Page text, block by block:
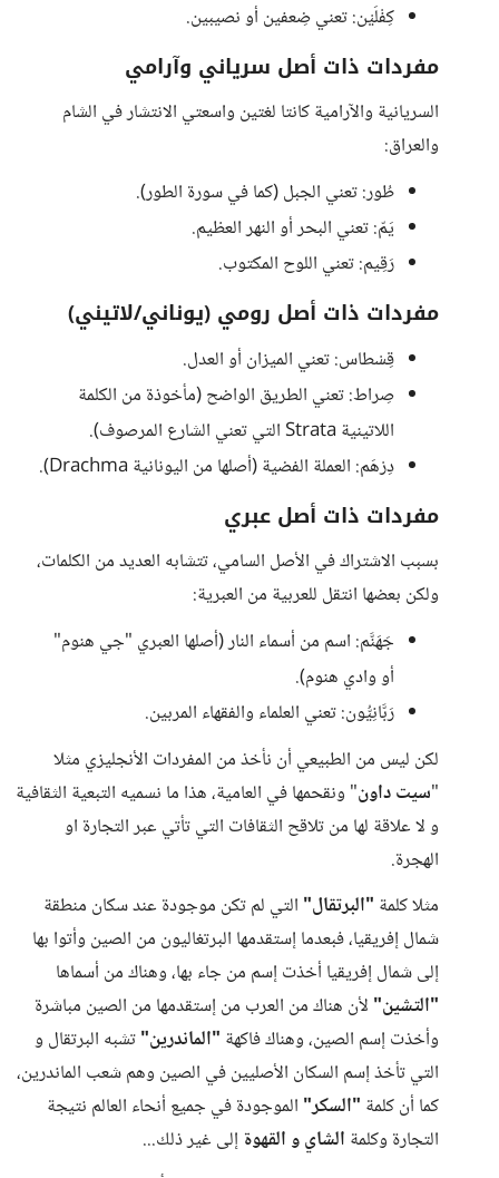
كِفْلَيْن: تعني ضِعفين أو نصيبين.
مفردات ذات أصل سرياني وآرامي
السريانية والآرامية كانتا لغتين واسعتي الانتشار في الشام
والعراق:
طُور: تعني الجبل (كما في سورة الطور).
يَمّ: تعني البحر أو النهر العظيم.
رَقِيم: تعني اللوح المكتوب.
مفردات ذات أصل رومي (يوناني/لاتيني)
قِسْطاس: تعني الميزان أو العدل.
صِراط: تعني الطريق الواضح (مأخوذة من الكلمة
اللاتينية Strata التي تعني الشارع المرصوف).
دِرْهَم: العملة الفضية (أصلها من اليونانية Drachma).
مفردات ذات أصل عبري
بسبب الاشتراك في الأصل السامي، تتشابه العديد من الكلمات،
ولكن بعضها انتقل للعربية من العبرية:
جَهَنَّم: اسم من أسماء النار (أصلها العبري "جي هنوم"
أو وادي هنوم).
رَبَّانِيُّون: تعني العلماء والفقهاء المربين.
لكن ليس من الطبيعي أن نأخذ من المفردات الأنجليزي مثلا
"سيت داون" ونقحمها في العامية، هذا ما نسميه التبعية الثقافية
و لا علاقة لها من تلاقح الثقافات التي تأتي عبر التجارة او
الهجرة.
مثلا كلمة "البرتقال" التي لم تكن موجودة عند سكان منطقة
شمال إفريقيا، فبعدما إستقدمها البرتغاليون من الصين وأتوا بها
إلى شمال إفريقيا أخذت إسم من جاء بها، وهناك من أسماها
"التشين" لأن هناك من العرب من إستقدمها من الصين مباشرة
وأخذت إسم الصين، وهناك فاكهة "الماندرين"تشبه البرتقال و
التي تأخذ إسم السكان الأصليين في الصين وهم شعب الماندرين،
كما أن كلمة "السكر" الموجودة في جميع أنحاء العالم نتيجة
التجارة وكلمة الشاي و القهوة إلى غير ذلك...